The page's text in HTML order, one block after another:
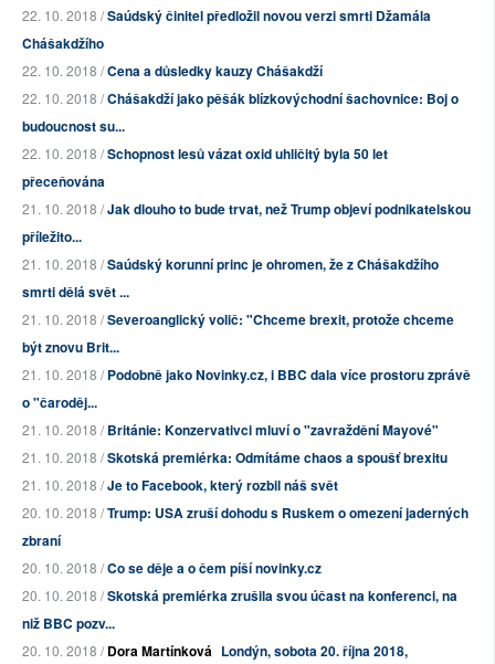
22. 10. 2018 /Saúdský činitel předložil novou verzi smrti Džamála
Chášakdžího
22. 10. 2018 /Cena a důsledky kauzy Chášakdží
22. 10. 2018 /Chášakdží jako pěšák blízkovýchodní šachovnice: Boj o
budoucnost su...
22. 10. 2018 /Schopnost lesů vázat oxid uhličitý byla 50 let
přeceňována
21. 10. 2018 /Jak dlouho to bude trvat, než Trump objeví podnikatelskou
příležito...
21. 10. 2018 /Saúdský korunní princ je ohromen, že z Chášakdžího
smrti dělá svět ...
21. 10. 2018 /Severoanglický volič: "Chceme brexit, protože chceme
být znovu Brit...
21. 10. 2018 /Podobně jako Novinky.cz, i BBC dala více prostoru zprávě
o "čaroděj...
21. 10. 2018 /Británie: Konzervativci mluví o "zavraždění Mayové"
21. 10. 2018 /Skotská premiérka: Odmítáme chaos a spoušť brexitu
21. 10. 2018 /Je to Facebook, který rozbil náš svět
20. 10. 2018 /Trump: USA zruší dohodu s Ruskem o omezení jaderných
zbraní
20. 10. 2018 /Co se děje a o čem píší novinky.cz
20. 10. 2018 /Skotská premiérka zrušila svou účast na konferenci, na
niž BBC pozv...
20. 10. 2018 /Dora Martínková Londýn, sobota 20. října 2018,